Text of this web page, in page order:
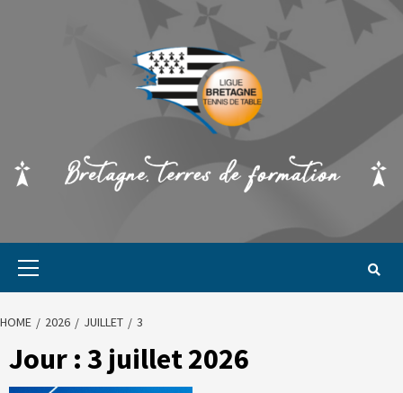
HOME 2026 JUILLET 3
Jour : 3 juillet 2026